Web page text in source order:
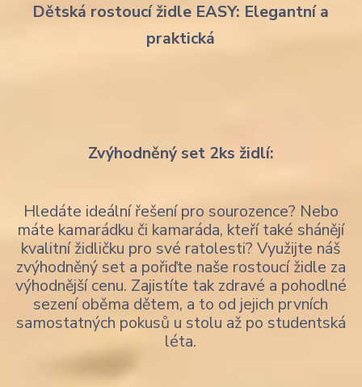
Dětská rostoucí židle EASY: Elegantní a
praktická
Zvýhodněný set 2ks židlí:
Hledáte ideální řešení pro sourozence? Nebo
máte kamarádku či kamaráda, kteří také shánějí
kvalitní židličku pro své ratolesti? Využijte náš
zvýhodněný set a pořiďte naše rostoucí židle za
výhodnější cenu. Zajistíte tak zdravé a pohodlné
sezení oběma dětem, a to od jejich prvních
samostatných pokusů u stolu až po studentská
léta.